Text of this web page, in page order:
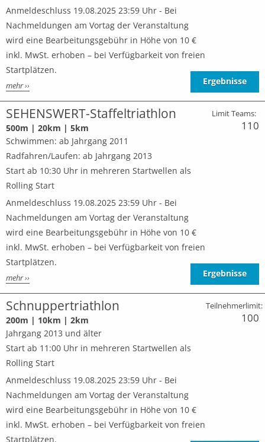
Anmeldeschluss 19.08.2025 23:59 Uhr - Bei
Nachmeldungen am Vortag der Veranstaltung
wird eine Bearbeitungsgebühr in Höhe von 10 €
inkl. MwSt. erhoben – bei Verfügbarkeit von freien
Startplätzen.
mehr ›› Ergebnisse
SEHENSWERT-Staffeltriathlon
500m | 20km | 5km
Schwimmen: ab Jahrgang 2011
Radfahren/Laufen: ab Jahrgang 2013
Start ab 10:30 Uhr in mehreren Startwellen als
Rolling Start
Anmeldeschluss 19.08.2025 23:59 Uhr - Bei
Nachmeldungen am Vortag der Veranstaltung
wird eine Bearbeitungsgebühr in Höhe von 10 €
inkl. MwSt. erhoben – bei Verfügbarkeit von freien
Startplätzen.
mehr ››
Limit Teams:
110
Ergebnisse
Schnuppertriathlon
200m | 10km | 2km
Jahrgang 2013 und älter
Start ab 11:00 Uhr in mehreren Startwellen als
Rolling Start
Anmeldeschluss 19.08.2025 23:59 Uhr - Bei
Nachmeldungen am Vortag der Veranstaltung
wird eine Bearbeitungsgebühr in Höhe von 10 €
inkl. MwSt. erhoben – bei Verfügbarkeit von freien
Startplätzen.
Teilnehmerlimit:
100